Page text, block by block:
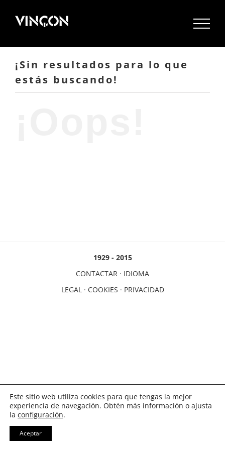
¡Sin resultados para lo que
estás buscando!
1929 - 2015
CONTACTAR · IDIOMA
LEGAL· COOKIES · PRIVACIDAD
Este sitio web utiliza cookies para que tengas la mejor
experiencia de navegación. Obtén más información o ajusta
la configuración.
Aceptar